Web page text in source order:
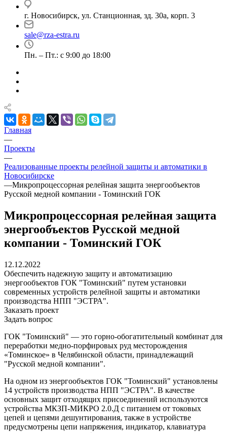
г. Новосибирск, ул. Станционная, зд. 30а, корп. 3
sale@rza-estra.ru
Пн. – Пт.: с 9:00 до 18:00
Главная
—
Проекты
—
Реализованные проекты релейной защиты и автоматики в
Новосибирске
—Микропроцессорная релейная защита энергообъектов
Русской медной компании - Томинский ГОК
Микропроцессорная релейная защита
энергообъектов Русской медной
компании - Томинский ГОК
12.12.2022
Обеспечить надежную защиту и автоматизацию
энергообъектов ГОК "Томинский" путем установки
современных устройств релейной защиты и автоматики
производства НПП "ЭСТРА".
Заказать проект
Задать вопрос
ГОК "Томинский" — это горно-обогатительный комбинат для
переработки медно-порфировых руд месторождения
«Томинское» в Челябинской области, принадлежащий
"Русской медной компании".
На одном из энергообъектов ГОК "Томинский" установлены
14 устройств производства НПП "ЭСТРА". В качестве
основных защит отходящих присоединений используются
устройства МКЗП-МИКРО 2.0.Д с питанием от токовых
цепей и цепями дешунтирования, также в устройстве
предусмотрены цепи напряжения, индикатор, клавиатура